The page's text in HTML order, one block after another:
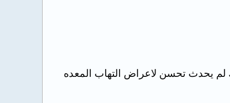
لم يحدث تحسن لاعراض التهاب المعده